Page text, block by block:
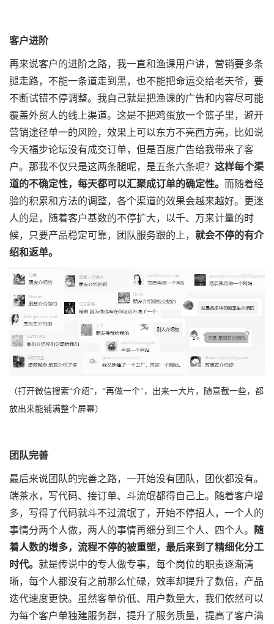
客户进阶
再来说客户的进阶之路，我一直和渔课用户讲，营销要多条
腿走路，不能一条道走到黑，也不能把命运交给老天爷，要
不断试错不停调整。我自己就是把渔课的广告和内容尽可能
覆盖外贸人的线上渠道。这是不把鸡蛋放一个篮子里，避开
营销途径单一的风险，效果上可以东方不亮西方亮，比如说
今天福步论坛没有成交订单，但是百度广告给我带来了客
户。那我不仅只是这两条腿呢，是五条六条呢？ 这样每个渠
道的不确定性，每天都可以汇聚成订单的确定性。 而随着经
验的积累和方法的调整，各个渠道的效果会越来越好。更迷
人的是，随着客户基数的不停扩大，以千、万来计量的时
候，只要产品稳定可靠，团队服务跟的上， 就会不停的有介
绍和返单。
（打开微信搜索“介绍”，“再做一个"，出来一大片，随意截一些，都
放出来能铺满整个屏幕）
团队完善
最后来说团队的完善之路，一开始没有团队，团伙都没有。
端茶水，写代码、接订单、斗流氓都得自己上。随着客户增
多，写得了代码就斗不过流氓了，开始不停招人，一个人的
事情分两个人做，两人的事情再细分到三个人、四个人。
随
着人数的增多，流程不停的被重塑，最后来到了精细化分工
时代。 就是传说中的专人做专事，每个岗位的职责逐渐清
晰，每个人都没有之前那么忙碌，效率却提升了数倍，产品
迭代速度更快。虽然客单价低、用户数量大，我们依然可以
为每个客户单独建服务群，提升了服务质量，提高了客户满